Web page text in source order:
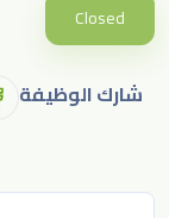
Closed
شارك الوظيفة